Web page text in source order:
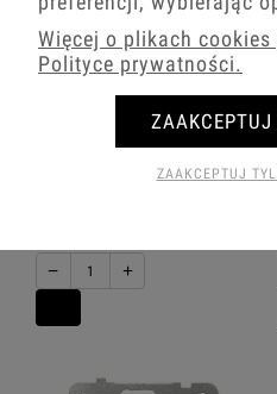
Sonata Czarny Metalik Łącznik
Potrójny Z Podświetleniem
Niebieskim Łp-13Rs/M/33
− +
Więcej o plikach
Polityce prywatności.
ZAAKCEPTUJ
ZAAKCEPTUJ